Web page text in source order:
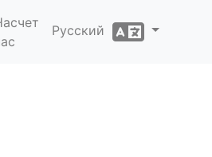
Русский